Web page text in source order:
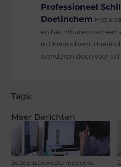
Meer Berichten
Seizoensbewuste moderne
Professioneel
Doetinchem Het
en het inhuren van een
in Doetinchem.
wonderen doen voor je
Tags: